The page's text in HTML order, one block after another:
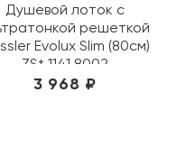
Душевой лоток с
решеткой
Evolux Slim (80см)
ZSt.1141.8002
3 968 ₽